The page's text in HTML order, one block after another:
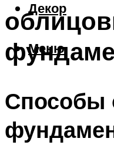
Декор
Меню
Способы